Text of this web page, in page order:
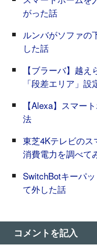
がった話
ルンバがソファの
した話
【ブラーバ】越
「段差エリア」
【Alexa】スマー
法
東芝4Kテレビの
消費電力を調べて
SwitchBotキーパ
て外した話
コメントを記入